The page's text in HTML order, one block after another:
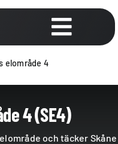
Toggle
elområde 4
4 (SE4)
och täcker Skåne